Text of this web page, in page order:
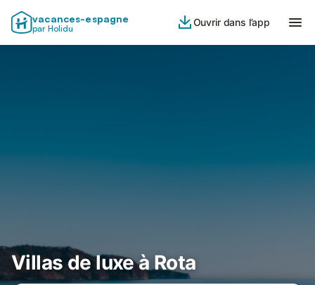
vacances-espagne
par Holidu
Ouvrir dans l’app
Villas de luxe à Rota